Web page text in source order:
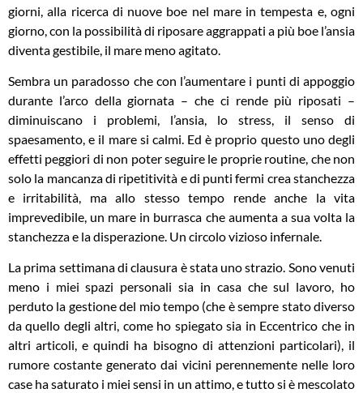
giorni, alla ricerca di nuove boe nel mare in tempesta e, ogni
giorno, con la possibilità di riposare aggrappati a più boe l’ansia
diventa gestibile, il mare meno agitato.
Sembra un paradosso che con l’aumentare i punti di appoggio
durante l’arco della giornata – che ci rende più riposati –
diminuiscano i problemi, l’ansia, lo stress, il senso di
spaesamento, e il mare si calmi. Ed è proprio questo uno degli
effetti peggiori di non poter seguire le proprie routine, che non
solo la mancanza di ripetitività e di punti fermi crea stanchezza
e irritabilità, ma allo stesso tempo rende anche la vita
imprevedibile, un mare in burrasca che aumenta a sua volta la
stanchezza e la disperazione. Un circolo vizioso infernale.
La prima settimana di clausura è stata uno strazio. Sono venuti
meno i miei spazi personali sia in casa che sul lavoro, ho
perduto la gestione del mio tempo (che è sempre stato diverso
da quello degli altri, come ho spiegato sia in Eccentrico che in
altri articoli, e quindi ha bisogno di attenzioni particolari), il
rumore costante generato dai vicini perennemente nelle loro
case ha saturato i miei sensi in un attimo, e tutto si è mescolato